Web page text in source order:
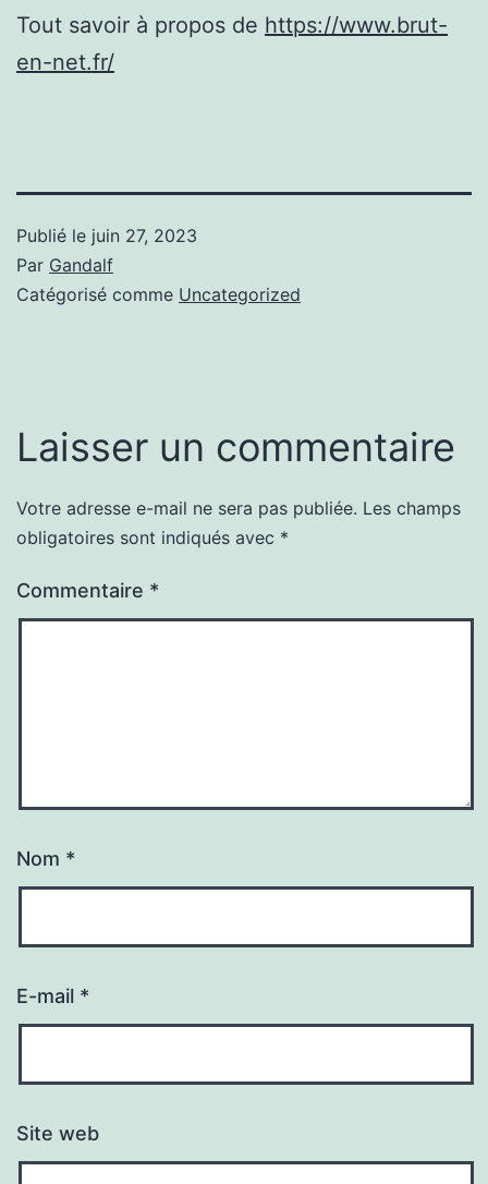
Tout savoir à propos de https://www.brut-
en-net.fr/
Publié le juin 27, 2023
Par Gandalf
Catégorisé comme Uncategorized
Laisser un commentaire
Votre adresse e-mail ne sera pas publiée. Les champs
obligatoires sont indiqués avec *
Commentaire *
Nom *
E-mail *
Site web